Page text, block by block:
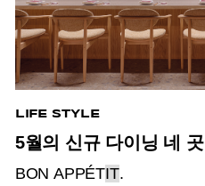
LIFE STYLE
5월의 신규 다이닝 네 곳
BON APPÉTIT.